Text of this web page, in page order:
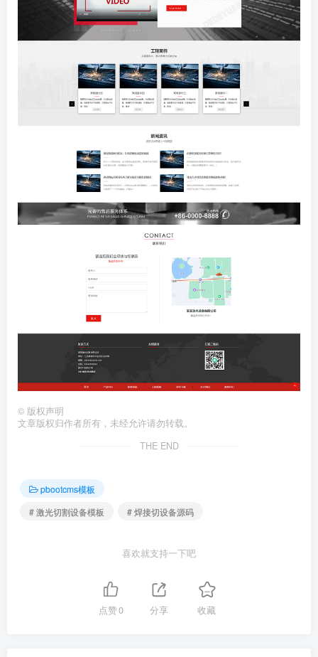
© 版权声明
文章版权归作者所有，未经允许请勿转载。
THE END
pbootcms模板
# 激光切割设备模板
# 焊接切设备源码
喜欢就支持一下吧
点赞0 分享 收藏